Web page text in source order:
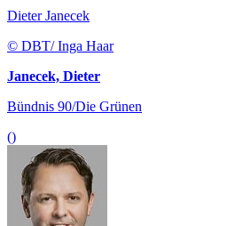
Dieter Janecek
© DBT/ Inga Haar
Janecek, Dieter
Bündnis 90/Die Grünen
()